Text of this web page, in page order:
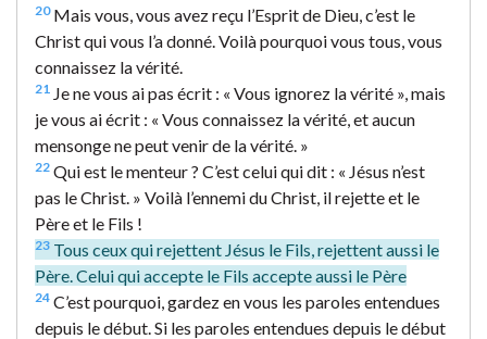
20Mais vous, vous avez reçu l’Esprit de Dieu, c’est le
Christ qui vous l’a donné. Voilà pourquoi vous tous, vous
connaissez la vérité.
21 Je ne vous ai pas écrit : « Vous ignorez la vérité », mais
je vous ai écrit : « Vous connaissez la vérité, et aucun
mensonge ne peut venir de la vérité. »
22 Qui est le menteur ? C’est celui qui dit : « Jésus n’est
pas le Christ. » Voilà l’ennemi du Christ, il rejette et le
Père et le Fils !
23 Tous ceux qui rejettent Jésus le Fils, rejettent aussi le
Père. Celui qui accepte le Fils accepte aussi le Père
24 C’est pourquoi, gardez en vous les paroles entendues
depuis le début. Si les paroles entendues depuis le début